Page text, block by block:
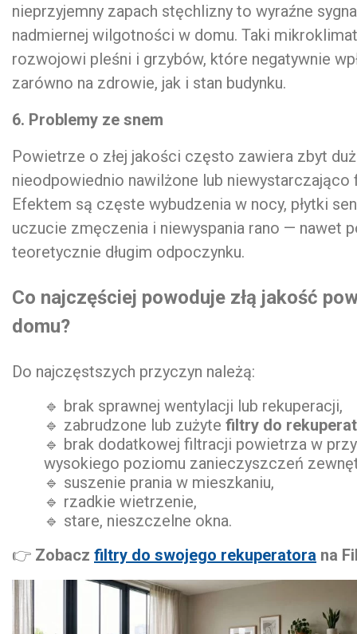
nieprzyjemny zapach stęchlizny to wyraźne
nadmiernej wilgotności w domu. Taki
rozwojowi pleśni i grzybów, które negatywnie
zarówno na zdrowie, jak i stan budynku.
6. Problemy ze snem
Powietrze o złej jakości często zawiera zbyt
nieodpowiednio nawilżone lub niewystarczająco
Efektem są częste wybudzenia w nocy, płytki
uczucie zmęczenia i niewyspania rano — nawet
teoretycznie długim odpoczynku.
Co najczęściej powoduje złą jakość
domu?
Do najczęstszych przyczyn należą:
🔹 brak sprawnej wentylacji lub rekuperacji,
🔹 zabrudzone lub zużyte filtry do
🔹 brak dodatkowej filtracji powietrza w
wysokiego poziomu zanieczyszczeń
🔹 suszenie prania w mieszkaniu,
🔹 rzadkie wietrzenie,
🔹 stare, nieszczelne okna.
👉 Zobacz filtry do swojego rekuperatora na